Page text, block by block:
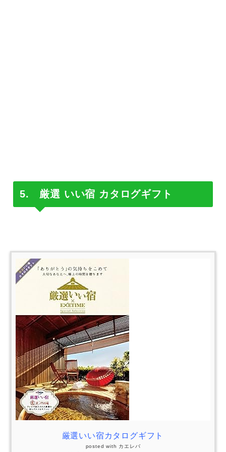
5. 厳選 いい宿 カタログギフト
厳選いい宿カタログギフト
posted with カエレバ